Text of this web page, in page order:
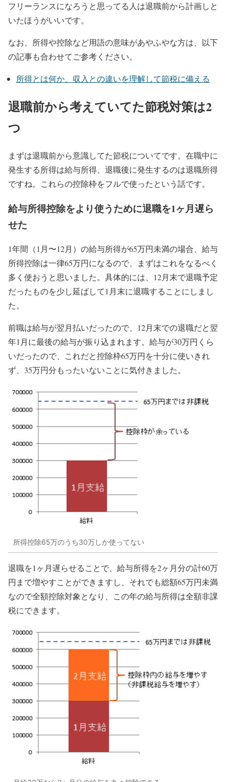
フリーランスになろうと思ってる人は退職前から計画しと
いたほうがいいです。
なお、所得や控除など用語の意味があやふやな方は、以下
の記事も合わせてご参考ください。
所得とは何か、収入との違いを理解して節税に備える
退職前から考えていてた節税対策は2
つ
まずは退職前から意識してた節税についてです。在職中に
発生する所得は給与所得、退職後に発生するのは退職所得
ですね。これらの控除枠をフルで使ったという話です。
給与所得控除をより使うために退職を1ヶ月遅ら
せた
1年間（1月〜12月）の給与所得が65万円未満の場合、給与
所得控除は一律65万円になるので、まずはこれをなるべく
多く使おうと思いました。具体的には、12月末で退職予定
だったものを少し延ばして1月末に退職することにしまし
た。
前職は給与が翌月払いだったので、12月末での退職だと翌
年1月に最後の給与が振り込まれます。給与が30万円くら
いだったので、これだと控除枠65万円を十分に使いきれ
ず、35万円分もったいないことに気付きました。
所得控除65万のうち30万しか使ってない
退職を1ヶ月遅らせることで、給与所得を2ヶ月分の計60万
円まで増やすことができますし、それでも総額65万円未満
なので全額控除対象となり、この年の給与所得は全額非課
税にできます。